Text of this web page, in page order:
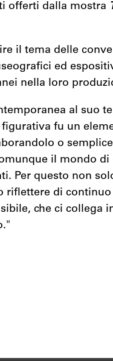
offerti dalla mostra
il tema delle
ed
nella loro
al suo
fu un
o
il mondo di
Per questo non
riflettere di
che ci collega